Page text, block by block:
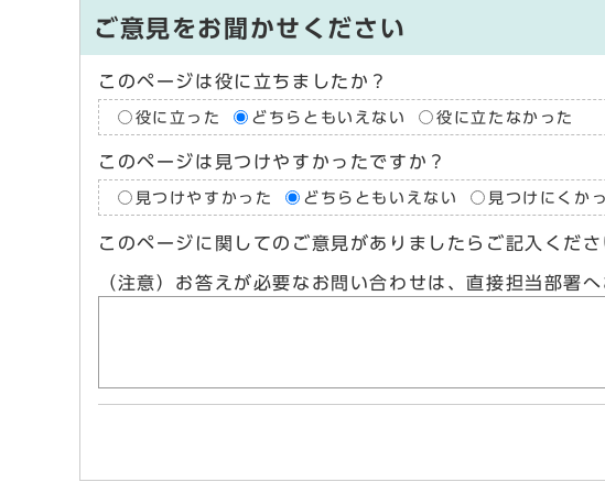
ご意見をお聞かせください
このページは役に立ちましたか？
役に立った どちらともいえない 役に立たなかった
このページは見つけやすかったですか？
見つけやすかった どちらともいえない 見つけにくか
このページに関してのご意見がありましたらご記入くださ
（注意）お答えが必要なお問い合わせは、直接担当部署